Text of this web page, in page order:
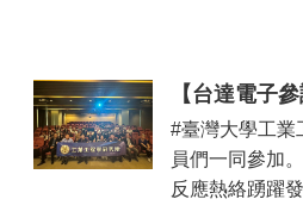
【台達電子參
#臺灣大學工業
員們一同參加
反應熱絡踴躍